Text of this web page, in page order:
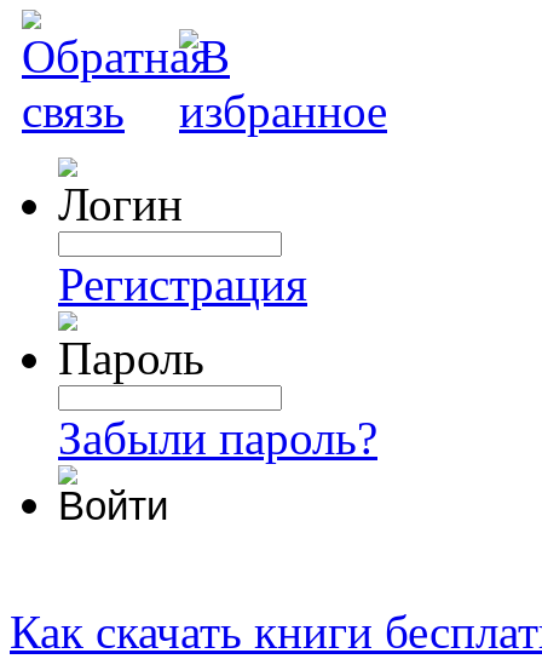
Регистрация
Забыли пароль?
Как скачать книги